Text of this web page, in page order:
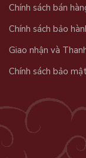
Chính sách bán
Chính sách bảo
Giao nhận và
Chính sách bảo